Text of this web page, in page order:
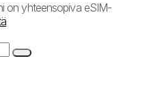
on yhteensopiva eSIM-